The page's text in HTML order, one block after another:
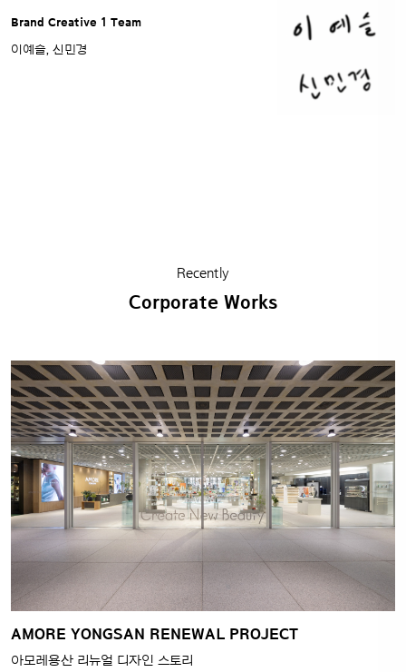
Brand Creative 1 Team
이예슬, 신민경
Recently
Corporate Works
AMORE YONGSAN RENEWAL PROJECT
아모레용산 리뉴얼 디자인 스토리